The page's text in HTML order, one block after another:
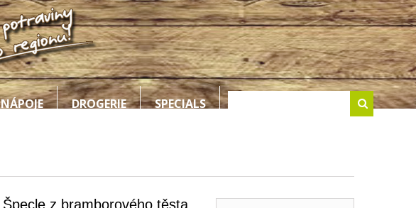
NÁPOJE DROGERIE SPECIALS
Špecle z bramborového těsta